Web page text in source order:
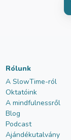
Rólunk
A SlowTime-ról
Oktatóink
A mindfulnessről
Blog
Podcast
Ajándékutalvány